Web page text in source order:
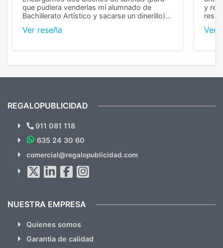
que pudiera venderlas mi alumnado de
Bachillerato Artístico y sacarse un dinerillo) y
diferencia, con libretas de muy buena calidad
Ver reseña
y
Ver
¿Quieres ver nuestras últimas
Novedades y Ofertas?
hacemos Spam)
REGALOPUBLICIDAD
911 081 118
635 24 30 60
comercial@regalopublicidad.com
NUESTRA EMPRESA
Quienes somos
Garantia de calidad